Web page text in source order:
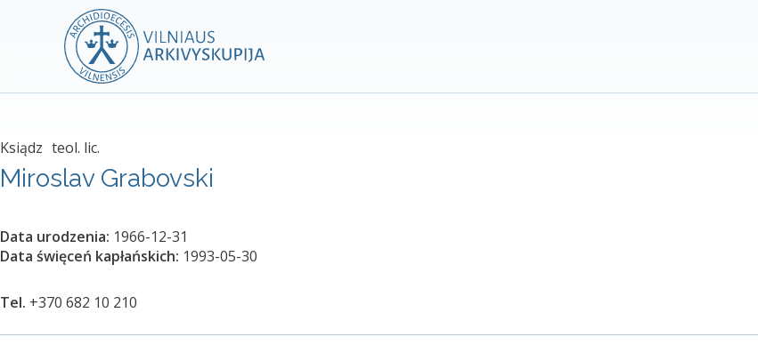
Ksiądz teol. lic.
Miroslav Grabovski
Data urodzenia: 1966-12-31
Data święceń kapłańskich: 1993-05-30
Tel. +370 682 10 210